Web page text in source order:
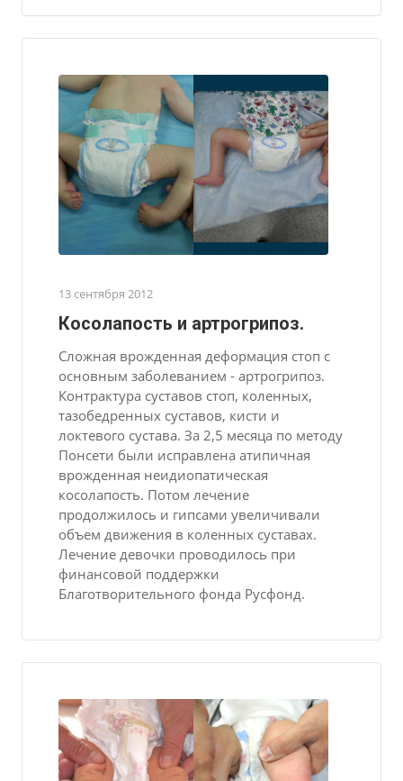
13 сентября 2012
Косолапость и артрогрипоз.
Сложная врожденная деформация стоп с
основным заболеванием - артрогрипоз.
Контрактура суставов стоп, коленных,
тазобедренных суставов, кисти и
локтевого сустава. За 2,5 месяца по методу
Понсети были исправлена атипичная
врожденная неидиопатическая
косолапость. Потом лечение
продолжилось и гипсами увеличивали
объем движения в коленных суставах.
Лечение девочки проводилось при
финансовой поддержки
Благотворительного фонда Русфонд.